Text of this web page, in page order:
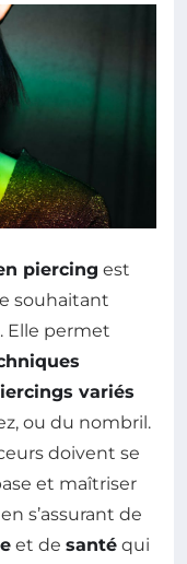
piercing est
souhaitant
Elle permet
variés
ou du nombril.
doivent se
et maîtriser
s’assurant de
et de santé qui